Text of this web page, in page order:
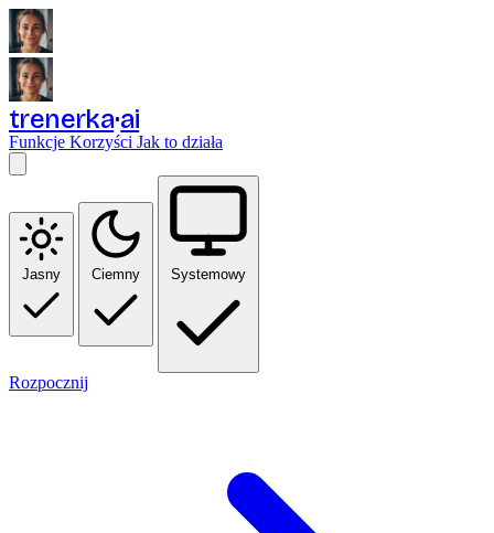
trenerka ai
Funkcje Korzyści Jak to działa
Jasny Ciemny Systemowy
Rozpocznij